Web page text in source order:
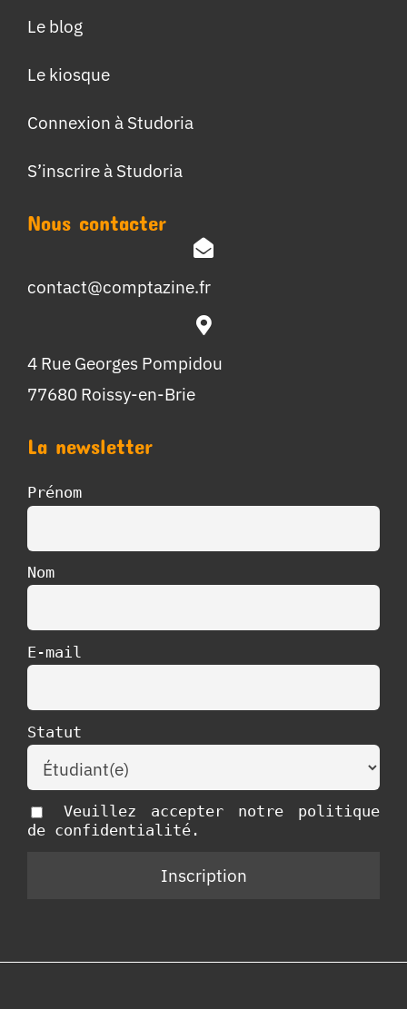
Le blog
Le kiosque
Connexion à Studoria
S’inscrire à Studoria
Nous contacter
contact@comptazine.fr
4 Rue Georges Pompidou
77680 Roissy-en-Brie
La newsletter
Prénom
Nom
E-mail
Statut
Veuillez accepter notre politique
de confidentialité.